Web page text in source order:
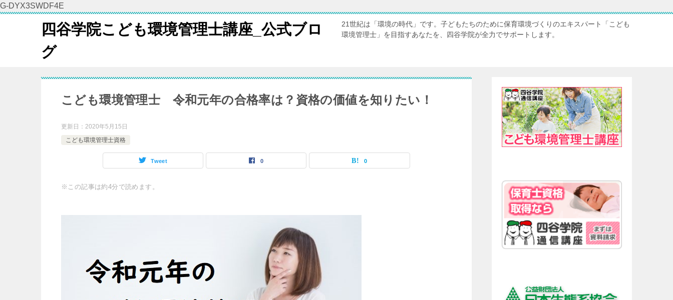
G-DYX3SWDF4E
四谷学院こども環境管理士講座_公式ブロ
グ
21世紀は「環境の時代」です。子どもたちのために保育環境づくりのエキスパート「こども
環境管理士」を目指すあなたを、四谷学院が全力でサポートします。
こども環境管理士 令和元年の合格率は？資格の価値を知りたい！
更新日： 2020年5月15日
こども環境管理士資格
Tweet 0 0
※この記事は約4分で読めます。